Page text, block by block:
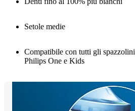
Setole medie
Compatibile con tutti gli
Philips One e Kids